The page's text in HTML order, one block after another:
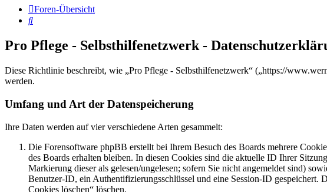
Foren-Übersicht
Suche
Pro Pflege - Selbsthilfenetzwerk -
Diese Richtlinie beschreibt, wie „Pro Pflege - Selbsthilfenetzwerk“ („https://
werden.
Umfang und Art der Datenspeicherung
Ihre Daten werden auf vier verschiedene Arten gesammelt:
Die Forensoftware phpBB erstellt bei Ihrem Besuch des Boards mehrere
des Boards erhalten bleiben. In diesen Cookies sind die aktuelle ID Ihrer
Markierung dieser als gelesen/ungelesen; sofern Sie nicht angemeldet sind)
Benutzer-ID, ein Authentifizierungsschlüssel und eine Session-ID
Cookies löschen“ löschen.